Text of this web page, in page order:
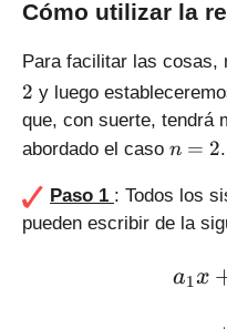
Cómo utilizar la
Para facilitar las cosas,
2 y luego
que, con suerte, tendrá
abordado el caso n
2
n = 2.
Paso 1 : Todos los
pueden escribir de la
a1x